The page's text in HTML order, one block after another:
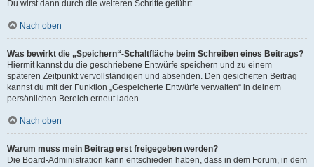
Du wirst dann durch die weiteren Schritte geführt.
Nach oben
Was bewirkt die „Speichern“-Schaltfläche beim Schreiben eines Beitrags?
Hiermit kannst du die geschriebene Entwürfe speichern und zu einem
späteren Zeitpunkt vervollständigen und absenden. Den gesicherten Beitrag
kannst du mit der Funktion „Gespeicherte Entwürfe verwalten“ in deinem
persönlichen Bereich erneut laden.
Nach oben
Warum muss mein Beitrag erst freigegeben werden?
Die Board-Administration kann entschieden haben, dass in dem Forum, in dem